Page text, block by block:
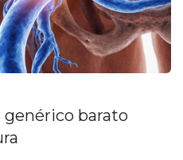
genérico barato